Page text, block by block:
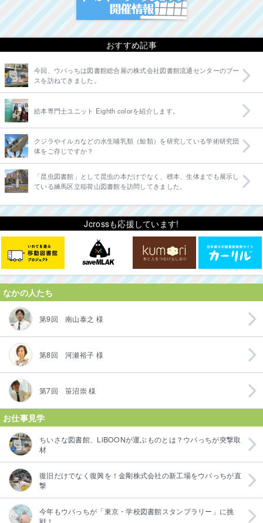
おすすめ記事
今回、ウパっちは図書館総合展の株式会社図書館流通センターのブー
スを訪ねてきました。
絵本専門士ユニット Eighth colorを紹介します。
クジラやイルカなどの水生哺乳類（鯨類）を研究している学術研究団
体をご存じですか？
「昆虫図書館」として昆虫の本だけでなく、標本、生体までも展示し
ている練馬区立稲荷山図書館を訪問してきました。
Jcrossも応援しています!
なかの人たち
第9回 南山泰之 様
第8回 河瀬裕子 様
第7回 笹沼崇 様
お仕事見学
ちいさな図書館、LiBOONが運ぶものとは？ウパっちが突撃取
材
復旧だけでなく復興を！金剛株式会社の新工場をウパっちが直
撃
今年もウパっちが「東京・学校図書館スタンプラリー」に挑
戦！